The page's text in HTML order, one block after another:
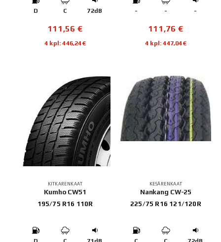
D C 72dB
111,56 €
4 kpl: 446,24€
- - -
111,76 €
4 kpl: 447,04€
KITKARENKAAT
Kumho CW51
195/75 R16 110R
KESÄRENKAAT
Nankang CW-25
225/75 R16 121/120R